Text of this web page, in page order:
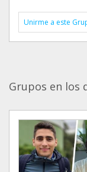
Unirme a este
Grupos en los